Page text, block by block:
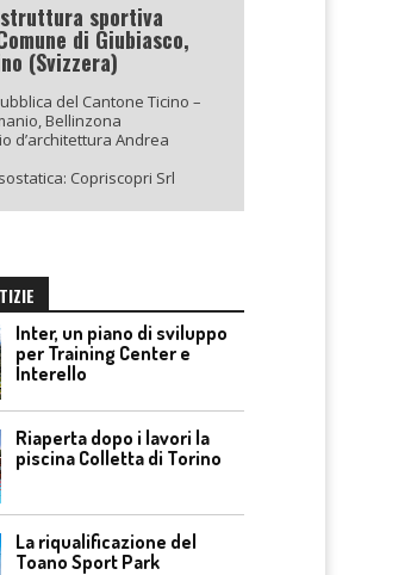
sportiva
di Giubiasco,
(Svizzera)
del Cantone Ticino –
Bellinzona
d’architettura Andrea
Copriscopri Srl
Inter, un piano di sviluppo
per Training Center e
Interello
Riaperta dopo i lavori la
piscina Colletta di Torino
La riqualificazione del
Toano Sport Park